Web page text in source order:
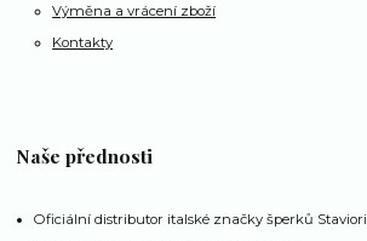
Výměna a vrácení zboží
Kontakty
Naše přednosti
Oficiální distributor italské značky šperků Staviori